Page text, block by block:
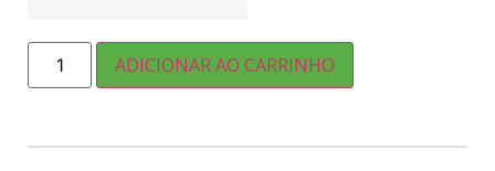
ADICIONAR AO CARRINHO